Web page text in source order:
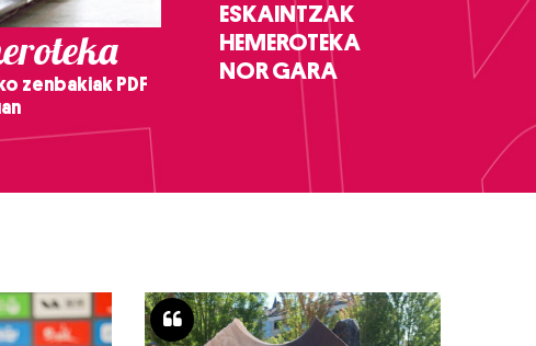
zenbakiak PDF
ESKAINTZAK
HEMEROTEKA
NOR GARA